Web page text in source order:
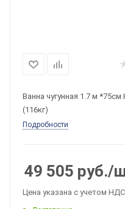
Ванна чугунная 1.7 м
(116кг)
Подробности
49 505 руб./
Цена указана с учетом НДС